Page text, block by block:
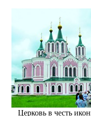
Церковь в честь